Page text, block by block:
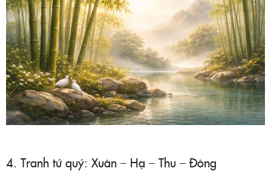
4. Tranh tứ quý: Xuân – Hạ – Thu – Đông